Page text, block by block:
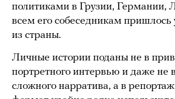
политиками в Грузии, Германии,
всем его собеседникам пришлось
из страны.
Личные истории поданы не в
портретного интервью и даже не
сложного нарратива, а в